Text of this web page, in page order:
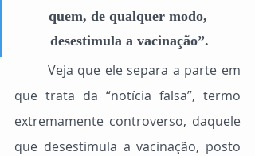
quem, de qualquer modo,
desestimula a vacinação”.
que trata da “notícia falsa”, termo
extremamente controverso, daquele
que desestimula a vacinação, posto